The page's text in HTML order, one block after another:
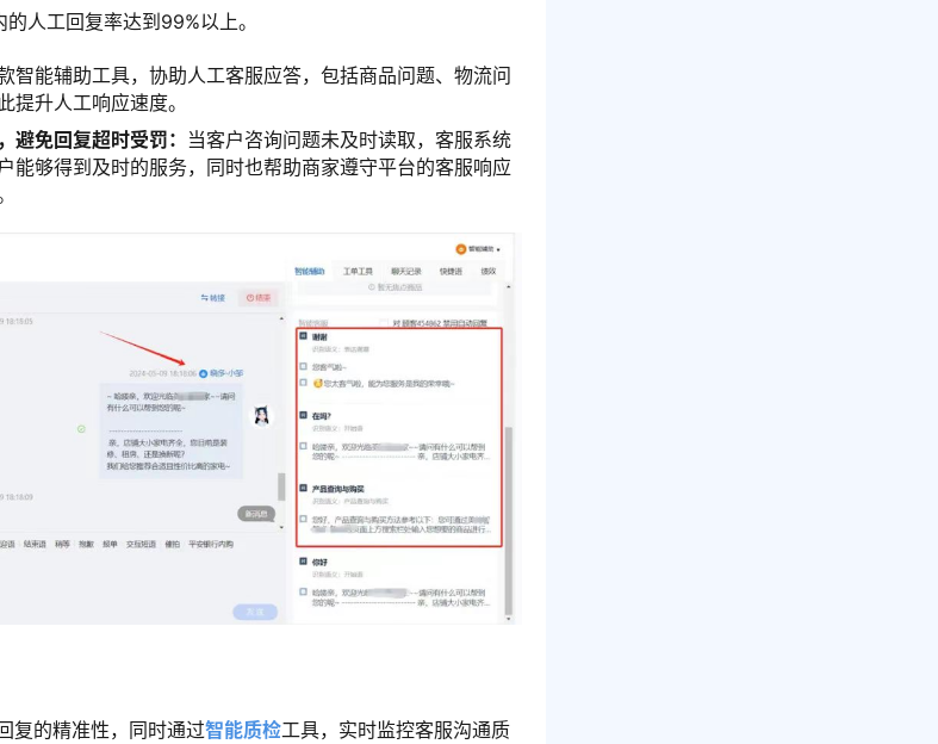
人工回复率达到99%以上。
智能辅助工具，协助人工客服应答，包括商品问题、物流问
提升人工响应速度。
避免回复超时受罚： 当客户咨询问题未及时读取，客服系统
能够得到及时的服务，同时也帮助商家遵守平台的客服响应
复的精准性，同时通过智能质检工具，实时监控客服沟通质